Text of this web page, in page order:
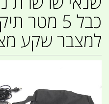
כבל 5
למצבר שקע